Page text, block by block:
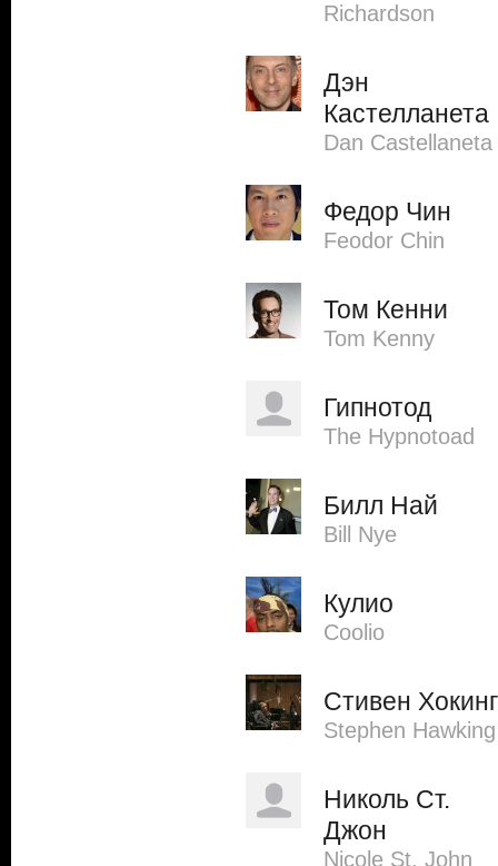
Richardson
Дэн
Кастелланета
Dan Castellaneta
Федор Чин
Feodor Chin
Том Кенни
Tom Kenny
Гипнотод
The Hypnotoad
Билл Най
Bill Nye
Кулио
Coolio
Стивен Хокинг
Stephen Hawking
Николь Ст.
Джон
Nicole St. John